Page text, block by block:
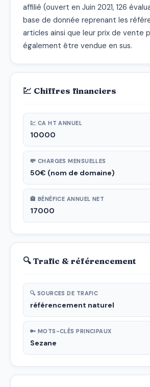
affilié (ouvert en Juin 2021, 126
base de donnée reprenant les
articles ainsi que leur prix de vente
également être vendue en sus.
💹 Chiffres financiers
💹 CA HT ANNUEL
10000
💸 CHARGES MENSUELLES
50€ (nom de domaine)
🏦 BÉNÉFICE ANNUEL NET
17000
🔍 Trafic & référencement
🔍 SOURCES DE TRAFIC
référencement naturel
🔑 MOTS-CLÉS PRINCIPAUX
Sezane